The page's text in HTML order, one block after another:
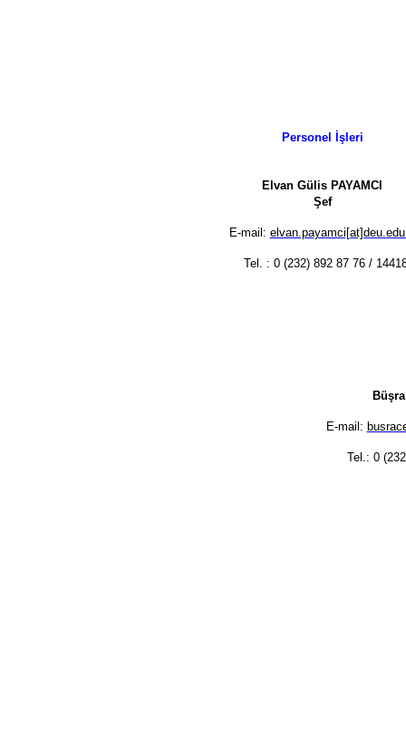
Personel İşleri
Elvan Gülis PAYAMCI
Şef
E-mail:
Tel. : 0 (232) 892 87 76 /
E-mail:
Tel.: 0